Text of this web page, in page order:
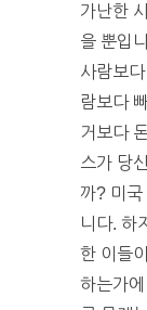
가난한
을 뿐입
사람보
람보다
거보다
스가 당
까? 미
니다. 하
한 이들
하는가